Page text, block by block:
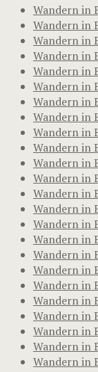
Wandern in
Wandern in
Wandern in
Wandern in
Wandern in
Wandern in
Wandern in
Wandern in
Wandern in
Wandern in
Wandern in
Wandern in
Wandern in
Wandern in
Wandern in
Wandern in
Wandern in
Wandern in
Wandern in
Wandern in
Wandern in
Wandern in
Wandern in
Wandern in